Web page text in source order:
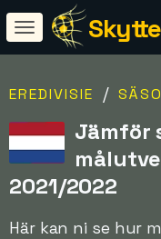
EREDIVISIE /
Jämför
2021/2022
Här kan ni se hur